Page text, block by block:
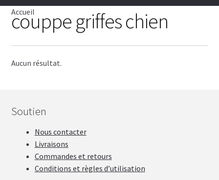
BROSSE
CISEAU
CLIPPER
TABLE
SHAMPOING
TABLIER
Accueil
couppe griffes chien
Aucun résultat.
Soutien
Nous contacter
Livraisons
Commandes et retours
Conditions et règles d’utilisation